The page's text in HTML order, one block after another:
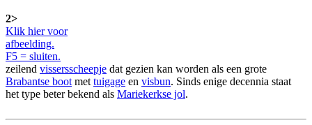
2>
Klik hier voor
afbeelding.
F5 = sluiten.
zeilend vissersscheepje dat gezien kan worden als een grote
Brabantse boot met tuigage en visbun. Sinds enige decennia staat
het type beter bekend als Mariekerkse jol.